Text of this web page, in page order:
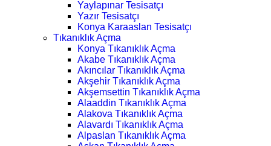
Yaylapınar Tesisatçı
Yazır Tesisatçı
Konya Karaaslan Tesisatçı
Tıkanıklık Açma
Konya Tıkanıklık Açma
Akabe Tıkanıklık Açma
Akıncılar Tıkanıklık Açma
Akşehir Tıkanıklık Açma
Akşemsettin Tıkanıklık Açma
Alaaddin Tıkanıklık Açma
Alakova Tıkanıklık Açma
Alavardı Tıkanıklık Açma
Alpaslan Tıkanıklık Açma